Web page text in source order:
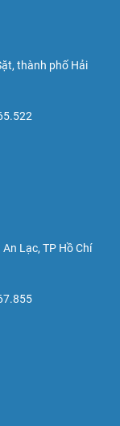
thành phố Hải
Lạc, TP Hồ Chí